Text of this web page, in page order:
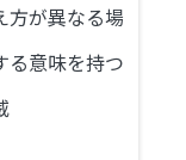
方が異なる場
る意味を持つ